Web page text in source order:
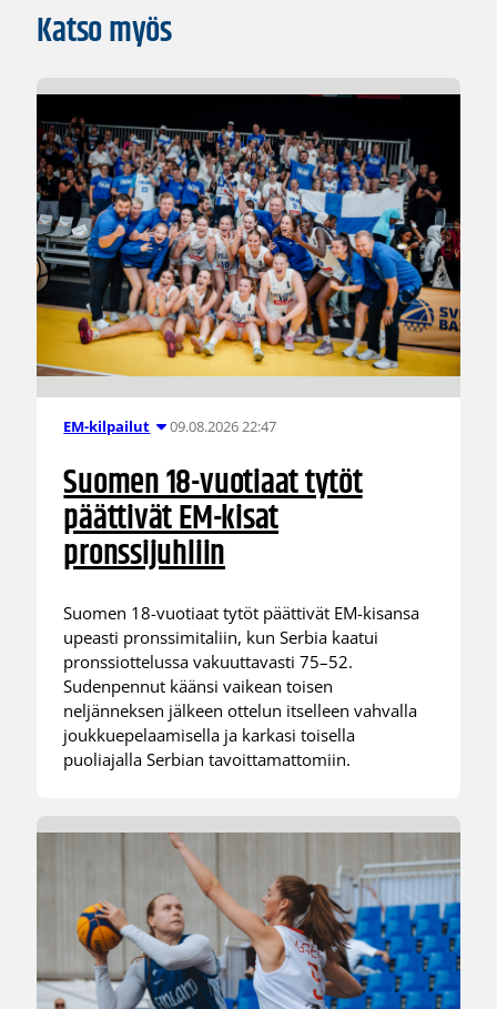
Katso myös
EM-kilpailut 09.08.2026 22:47
Suomen 18-vuotiaat tytöt
päättivät EM-kisat
pronssijuhliin
Suomen 18-vuotiaat tytöt päättivät EM-kisansa
upeasti pronssimitaliin, kun Serbia kaatui
pronssiottelussa vakuuttavasti 75–52.
Sudenpennut käänsi vaikean toisen
neljänneksen jälkeen ottelun itselleen vahvalla
joukkuepelaamisella ja karkasi toisella
puoliajalla Serbian tavoittamattomiin.